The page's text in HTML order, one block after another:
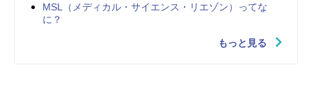
MSL（メディカル・サイエンス・リエゾン）ってな
に？
もっと見る